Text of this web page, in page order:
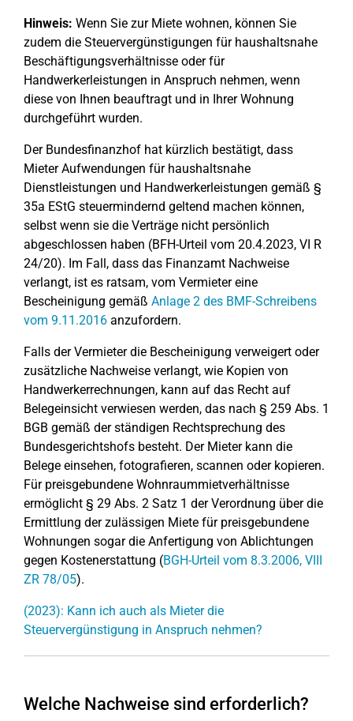
Hinweis: Wenn Sie zur Miete wohnen, können Sie
zudem die Steuervergünstigungen für haushaltsnahe
Beschäftigungsverhältnisse oder für
Handwerkerleistungen in Anspruch nehmen, wenn
diese von Ihnen beauftragt und in Ihrer Wohnung
durchgeführt wurden.
Der Bundesfinanzhof hat kürzlich bestätigt, dass
Mieter Aufwendungen für haushaltsnahe
Dienstleistungen und Handwerkerleistungen gemäß §
35a EStG steuermindernd geltend machen können,
selbst wenn sie die Verträge nicht persönlich
abgeschlossen haben (BFH-Urteil vom 20.4.2023, VI R
24/20). Im Fall, dass das Finanzamt Nachweise
verlangt, ist es ratsam, vom Vermieter eine
Bescheinigung gemäß Anlage 2 des BMF-Schreibens
vom 9.11.2016 anzufordern.
Falls der Vermieter die Bescheinigung verweigert oder
zusätzliche Nachweise verlangt, wie Kopien von
Handwerkerrechnungen, kann auf das Recht auf
Belegeinsicht verwiesen werden, das nach § 259 Abs. 1
BGB gemäß der ständigen Rechtsprechung des
Bundesgerichtshofs besteht. Der Mieter kann die
Belege einsehen, fotografieren, scannen oder kopieren.
Für preisgebundene Wohnraummietverhältnisse
ermöglicht § 29 Abs. 2 Satz 1 der Verordnung über die
Ermittlung der zulässigen Miete für preisgebundene
Wohnungen sogar die Anfertigung von Ablichtungen
gegen Kostenerstattung (BGH-Urteil vom 8.3.2006, VIII
ZR 78/05).
(2023): Kann ich auch als Mieter die
Steuervergünstigung in Anspruch nehmen?
Welche Nachweise sind erforderlich?